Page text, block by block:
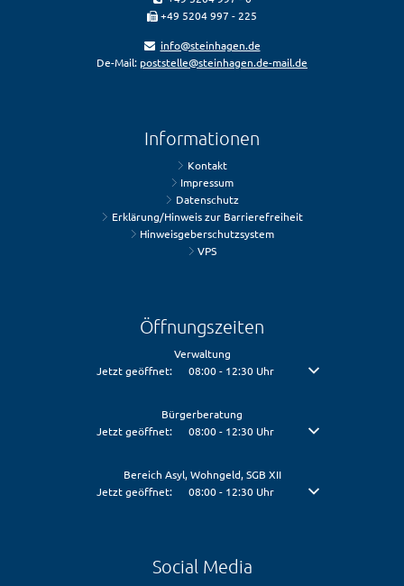
+49 5204 997 - 225
info@steinhagen.de
De-Mail: poststelle@steinhagen.de-mail.de
Informationen
Kontakt
Impressum
Datenschutz
Erklärung/Hinweis zur Barrierefreiheit
Hinweisgeberschutzsystem
VPS
Öffnungszeiten
Verwaltung
Klicken, um weitere Öffnungs- oder Schließzeiten auszublenden
Jetzt geöffnet: 08:00- 12:30 Uhr Von 08:00 bis 12:30
Bürgerberatung
Klicken, um weitere Öffnungs- oder Schließzeiten auszublenden
Jetzt geöffnet: 08:00- 12:30 Uhr Von 08:00 bis 12:30
Bereich Asyl, Wohngeld, SGB XII
Klicken, um weitere Öffnungs- oder Schließzeiten auszublenden
Jetzt geöffnet: 08:00- 12:30 Uhr Von 08:00 bis 12:30
Social Media